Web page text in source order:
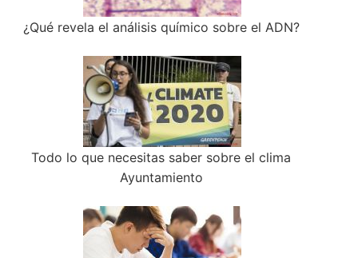
¿Qué revela el análisis químico sobre el ADN?
Todo lo que necesitas saber sobre el clima
Ayuntamiento